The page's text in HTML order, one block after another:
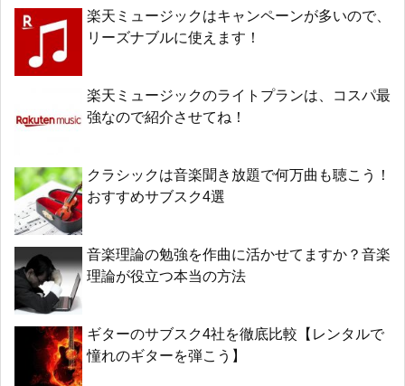
楽天ミュージックはキャンペーンが多いので、
リーズナブルに使えます！
楽天ミュージックのライトプランは、コスパ最
強なので紹介させてね！
クラシックは音楽聞き放題で何万曲も聴こう！
おすすめサブスク4選
音楽理論の勉強を作曲に活かせてますか？音楽
理論が役立つ本当の方法
ギターのサブスク4社を徹底比較【レンタルで
憧れのギターを弾こう】